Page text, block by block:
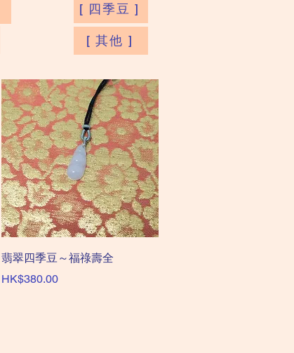
[ 四季豆 ]
[ 其他 ]
快速瀏覽
翡翠四季豆～福祿壽全
價格
HK$380.00